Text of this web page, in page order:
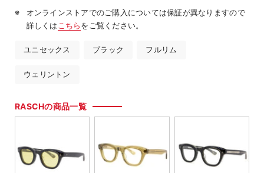
オンラインストアでのご購入については保証が異なりますので
詳しくは こちらをご覧ください。
ユニセックス ブラック フルリム
ウェリントン
RASCHの商品一覧